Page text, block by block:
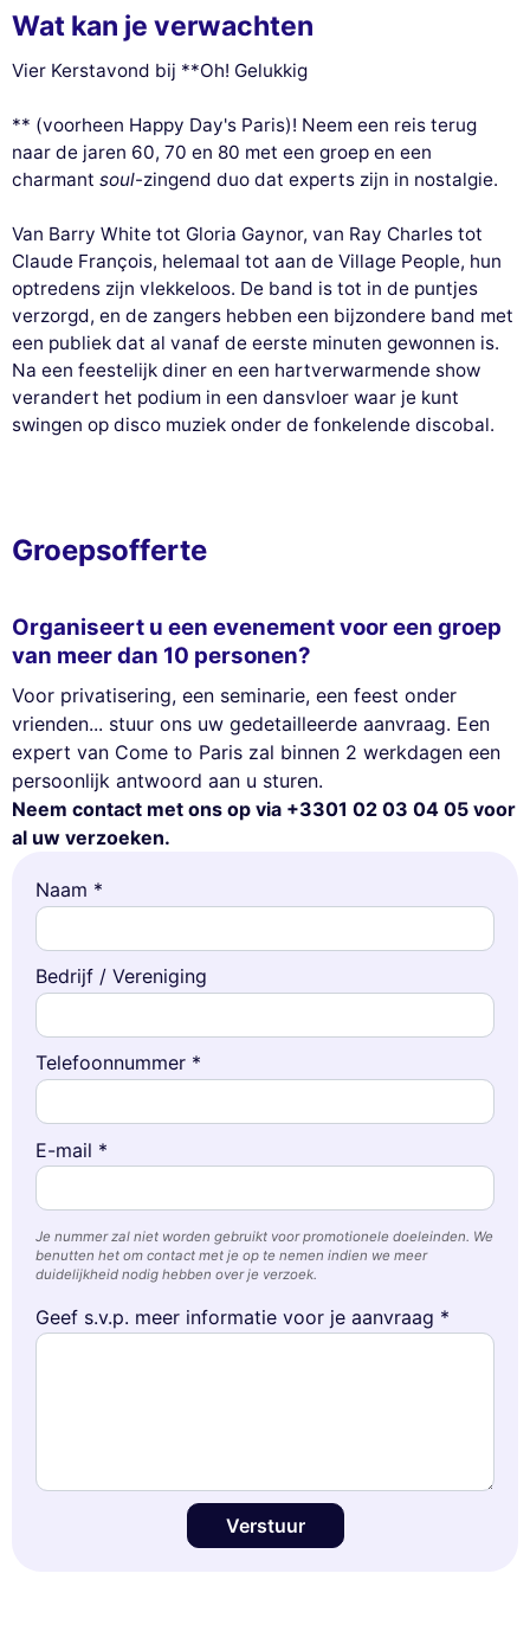
Wat kan je verwachten
Vier Kerstavond bij **Oh! Gelukkig
** (voorheen Happy Day's Paris)! Neem een reis terug
naar de jaren 60, 70 en 80 met een groep en een
charmant soul-zingend duo dat experts zijn in nostalgie.
Van Barry White tot Gloria Gaynor, van Ray Charles tot
Claude François, helemaal tot aan de Village People, hun
optredens zijn vlekkeloos. De band is tot in de puntjes
verzorgd, en de zangers hebben een bijzondere band met
een publiek dat al vanaf de eerste minuten gewonnen is.
Na een feestelijk diner en een hartverwarmende show
verandert het podium in een dansvloer waar je kunt
swingen op disco muziek onder de fonkelende discobal.
Groepsofferte
Organiseert u een evenement voor een groep
van meer dan 10 personen?
Voor privatisering, een seminarie, een feest onder
vrienden... stuur ons uw gedetailleerde aanvraag. Een
expert van Come to Paris zal binnen 2 werkdagen een
persoonlijk antwoord aan u sturen.
Neem contact met ons op via +3301 02 03 04 05 voor
al uw verzoeken.
Naam *
Bedrijf / Vereniging
Telefoonnummer *
E-mail *
Je nummer zal niet worden gebruikt voor promotionele doeleinden. We
benutten het om contact met je op te nemen indien we meer
duidelijkheid nodig hebben over je verzoek.
Geef s.v.p. meer informatie voor je aanvraag *
Verstuur